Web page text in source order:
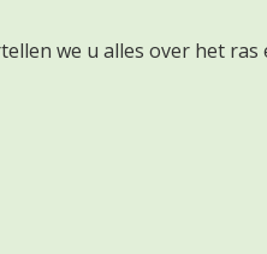
we u alles over het